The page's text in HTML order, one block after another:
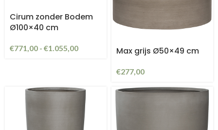
Cirum zonder Bodem
Ø100×40 cm
€771,00 - €1.055,00 Max grijs Ø50×49 cm
€277,00